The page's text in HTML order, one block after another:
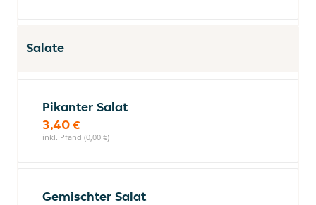
Salate
Pikanter Salat
3,40 €
inkl. Pfand (0,00 €)
Gemischter Salat